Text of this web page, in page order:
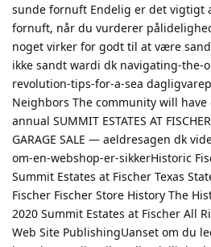
sunde fornuft Endelig er det vigtigt
fornuft, når du vurderer
noget virker for godt til at være
ikke sandt wardi dk navigating-the-
revolution-tips-for-a-sea
Neighbors The community will
annual SUMMIT ESTATES AT
GARAGE SALE — aeldresagen dk
om-en-webshop-er-sikkerHistoric
Summit Estates at Fischer Texas
Fischer Fischer Store History The
2020 Summit Estates at Fischer All
Web Site PublishingUanset om du